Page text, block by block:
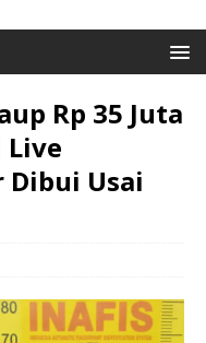
Rp 35 Juta
Usai